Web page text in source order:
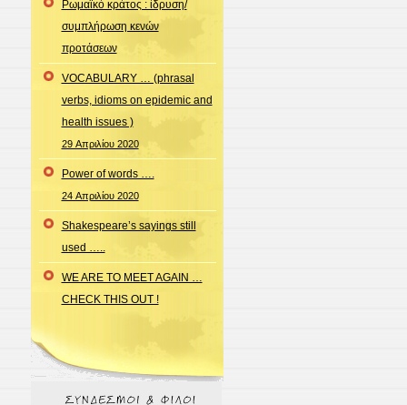
Ρωμαϊκό κράτος : ίδρυση/
συμπλήρωση κενών
προτάσεων
VOCABULARY … (phrasal
verbs, idioms on epidemic and
health issues )
29 Απριλίου 2020
Power of words ….
24 Απριλίου 2020
Shakespeare’s sayings still
used …..
WE ARE TO MEET AGAIN …
CHECK THIS OUT !